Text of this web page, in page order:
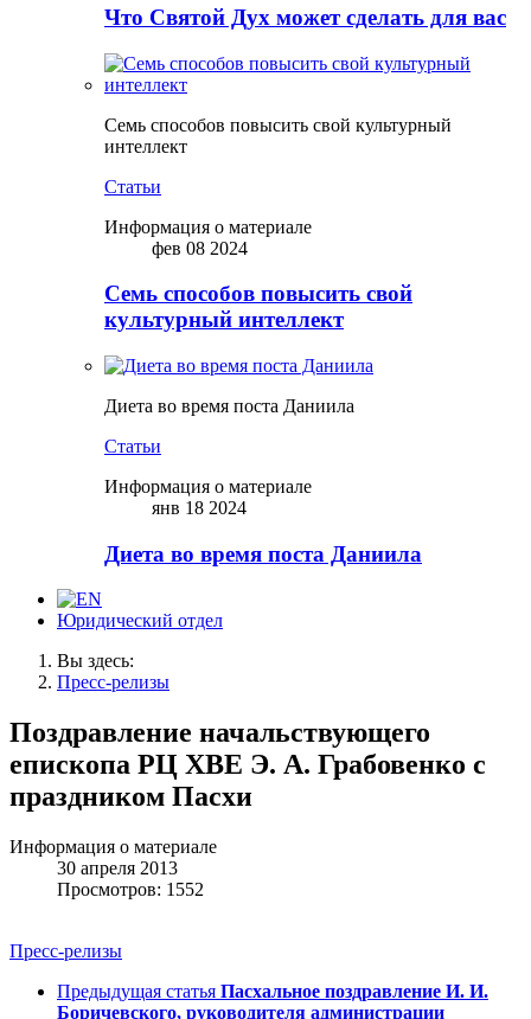
Что Святой Дух может сделать для вас
Семь способов повысить свой культурный
интеллект
Статьи
Информация о материале
фев 08 2024
Семь способов повысить свой
культурный интеллект
Диета во время поста Даниила
Статьи
Информация о материале
янв 18 2024
Диета во время поста Даниила
Юридический отдел
Вы здесь:
Пресс-релизы
Поздравление начальствующего
епископа РЦ ХВЕ Э. А. Грабовенко с
праздником Пасхи
Информация о материале
30 апреля 2013
Просмотров: 1552
Пресс-релизы
Предыдущая статья Пасхальное поздравление И. И.
Боричевского, руководителя администрации